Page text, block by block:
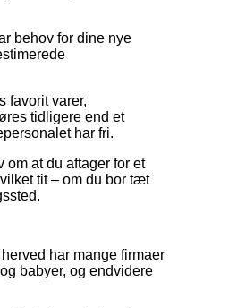
behov for dine nye
favorit varer,
tidligere end et
har fri.
om at du aftager for et
tit – om du bor tæt
har mange firmaer
babyer, og endvidere